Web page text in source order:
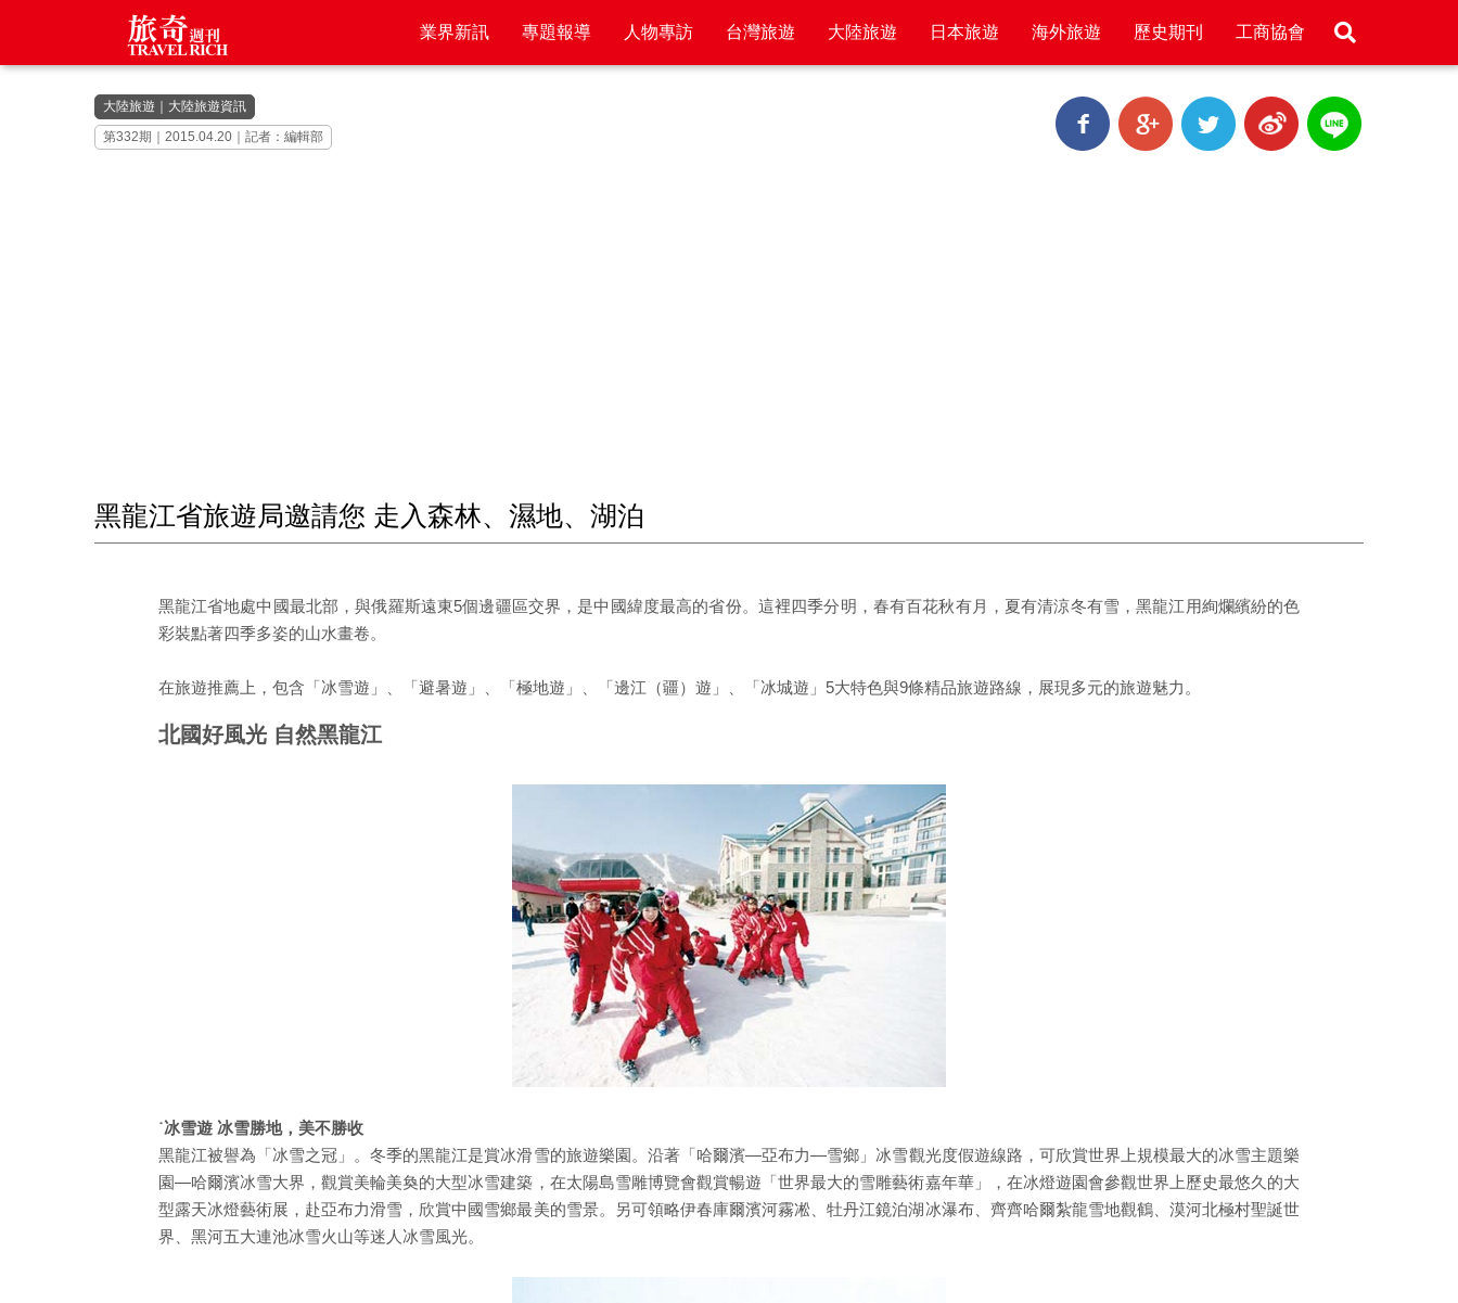
業界新訊 專題報導 人物專訪 台灣旅遊 大陸旅遊 日本旅遊 海外旅遊 歷史期刊 工商協會
大陸旅遊
大陸旅遊資訊
第332期｜2015.04.20｜記者：編輯部
黑龍江省旅遊局邀請您 走入森林、濕地、湖泊
黑龍江省地處中國最北部，與俄羅斯遠東5個邊疆區交界，是中國緯度最高的省份。這裡四季分明，春有百花秋有月，夏有清涼冬有雪，黑龍江用絢爛繽紛的色
彩裝點著四季多姿的山水畫卷。
在旅遊推薦上，包含「冰雪遊」、「避暑遊」、「極地遊」、「邊江（疆）遊」、「冰城遊」5大特色與9條精品旅遊路線，展現多元的旅遊魅力。
北國好風光 自然黑龍江
˙冰雪遊 冰雪勝地，美不勝收
黑龍江被譽為「冰雪之冠」。冬季的黑龍江是賞冰滑雪的旅遊樂園。沿著「哈爾濱—亞布力—雪鄉」冰雪觀光度假遊線路，可欣賞世界上規模最大的冰雪主題樂
園—哈爾濱冰雪大界，觀賞美輪美奐的大型冰雪建築，在太陽島雪雕博覽會觀賞暢遊「世界最大的雪雕藝術嘉年華」，在冰燈遊園會參觀世界上歷史最悠久的大
型露天冰燈藝術展，赴亞布力滑雪，欣賞中國雪鄉最美的雪景。另可領略伊春庫爾濱河霧凇、牡丹江鏡泊湖冰瀑布、齊齊哈爾紮龍雪地觀鶴、漠河北極村聖誕世
界、黑河五大連池冰雪火山等迷人冰雪風光。